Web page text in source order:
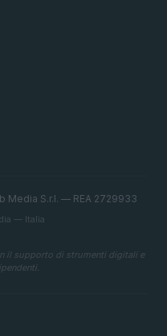
Media S.r.l. — REA 2729933
— Italia
il supporto di strumenti digitali e